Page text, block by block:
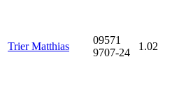
Trier Matthias
09571
9707-24
1.02